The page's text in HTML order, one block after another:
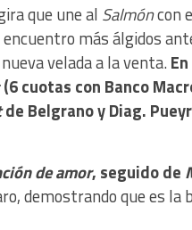
que une al Salmóncon
más álgidos
velada a la venta.
(6 cuotas con Banco
de Belgrano y Diag.
de amor, seguido de
demostrando que es la